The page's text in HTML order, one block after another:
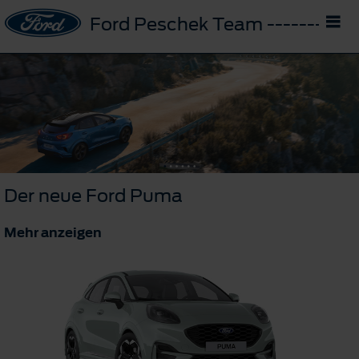
Ford Peschek Team --------
Der neue Ford Puma
Mehr anzeigen